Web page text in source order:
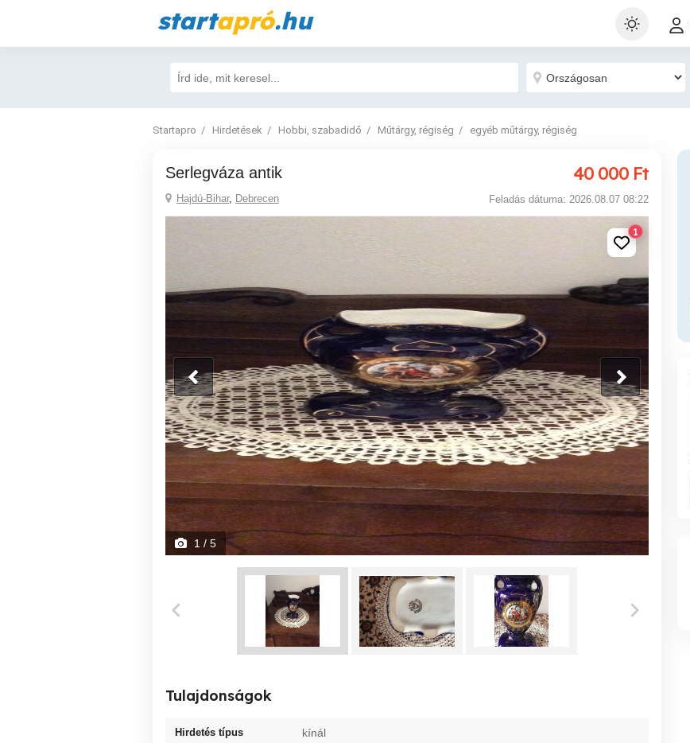
startapró.hu
Startapro Hirdetések Hobbi, szabadidő Műtárgy, régiség egyéb műtárgy, régiség
Serlegváza antik 40 000 Ft
Hajdú-Bihar, Debrecen Feladás dátuma: 2026.08.07 08:22
1
1 / 5
Tulajdonságok
Hirdetés típus kínál